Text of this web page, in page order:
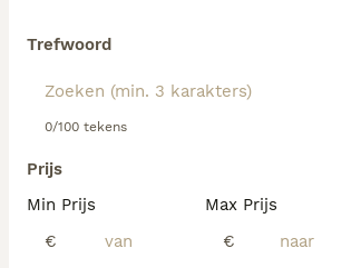
Trefwoord
0/100 tekens
Prijs
Min Prijs
€
Max Prijs
€